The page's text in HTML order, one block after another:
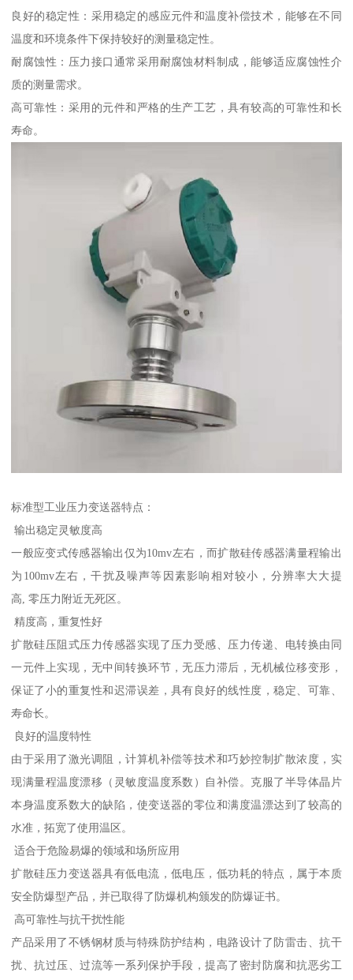
良好的稳定性：采用稳定的感应元件和温度补偿技术，能够在不同
温度和环境条件下保持较好的测量稳定性。
耐腐蚀性：压力接口通常采用耐腐蚀材料制成，能够适应腐蚀性介
质的测量需求。
高可靠性：采用的元件和严格的生产工艺，具有较高的可靠性和长
寿命。
标准型工业压力变送器特点：
输出稳定灵敏度高
一般应变式传感器输出仅为10mv左右，而扩散硅传感器满量程输出
为100mv左右，干扰及噪声等因素影响相对较小，分辨率大大提
高, 零压力附近无死区。
精度高，重复性好
扩散硅压阻式压力传感器实现了压力受感、压力传递、电转换由同
一元件上实现，无中间转换环节，无压力滞后，无机械位移变形，
保证了小的重复性和迟滞误差，具有良好的线性度，稳定、可靠、
寿命长。
良好的温度特性
由于采用了激光调阻，计算机补偿等技术和巧妙控制扩散浓度，实
现满量程温度漂移（灵敏度温度系数）自补偿。克服了半导体晶片
本身温度系数大的缺陷，使变送器的零位和满度温漂达到了较高的
水准，拓宽了使用温区。
适合于危险易爆的领域和场所应用
扩散硅压力变送器具有低电流，低电压，低功耗的特点，属于本质
安全防爆型产品，并已取得了防爆机构颁发的防爆证书。
高可靠性与抗干扰性能
产品采用了不锈钢材质与特殊防护结构，电路设计了防雷击、抗干
扰、抗过压、过流等一系列保护手段，提高了密封防腐和抗恶劣工